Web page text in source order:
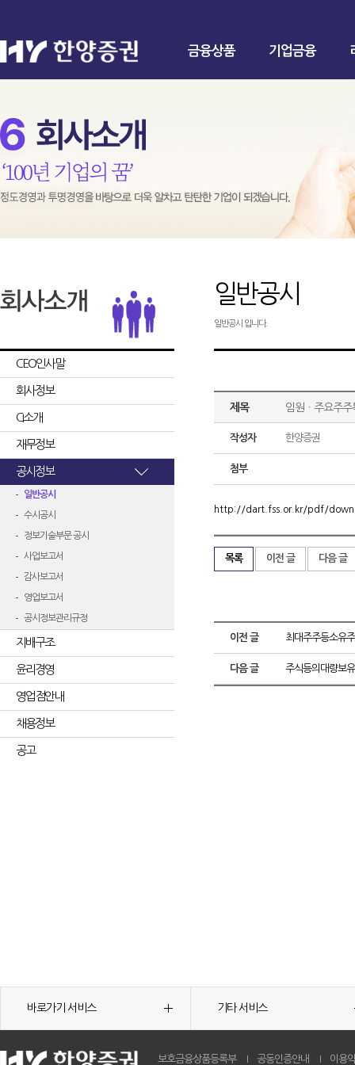
금융상품 기업금융
CEO인사말
회사정보
CI소개
재무정보
공시정보
일반공시
수시공시
정보기술부문 공시
사업보고서
감사보고서
영업보고서
공시정보관리규정
지배구조
윤리경영
영업점안내
채용정보
공고
일반공시
일반공시 입니다.
제목 임원ㆍ주요주
작성자 한양증권
첨부
http://dart.fss.or.kr/pdf/
목록 이전 글 다음 글
이전 글 최대주주등소유
다음 글 주식등의대량보
바로가기 서비스 기타 서비스
보호금융상품등록부 공동인증안내 이용